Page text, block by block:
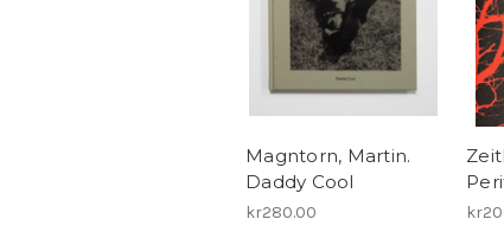
Magntorn, Martin.
Daddy Cool
kr280.00